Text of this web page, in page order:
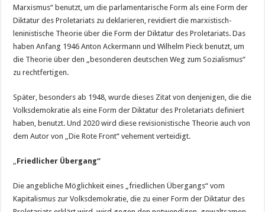
Marxismus“ benutzt, um die parlamentarische Form als eine Form der
Diktatur des Proletariats zu deklarieren, revidiert die marxistisch-
leninistische Theorie über die Form der Diktatur des Proletariats. Das
haben Anfang 1946 Anton Ackermann und Wilhelm Pieck benutzt, um
die Theorie über den „besonderen deutschen Weg zum Sozialismus“
zu rechtfertigen.
Später, besonders ab 1948, wurde dieses Zitat von denjenigen, die die
Volksdemokratie als eine Form der Diktatur des Proletariats definiert
haben, benutzt. Und 2020 wird diese revisionistische Theorie auch von
dem Autor von „Die Rote Front“ vehement verteidigt.
„Friedlicher Übergang“
Die angebliche Möglichkeit eines „friedlichen Übergangs“ vom
Kapitalismus zur Volksdemokratie, die zu einer Form der Diktatur des